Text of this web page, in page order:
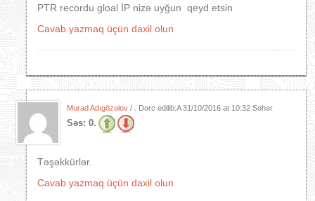
PTR recordu gloal İP nizə uyğun qeyd etsin
Cavab yazmaq üçün daxil olun
Murad Adıgözəlov / . Dərc edilib:A31/10/2016 at 10:32 Səhər
Səs: 0.
Təşəkkürlər.
Cavab yazmaq üçün daxil olun